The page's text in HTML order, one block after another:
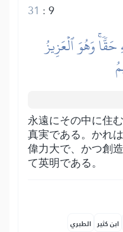
9
:
31
وَهُوَ ٱلۡعَزِيزُ
永遠にその中に住
真実である。かれ
偉力大で、かつ創
て英明である。
ابن كثير الطبري